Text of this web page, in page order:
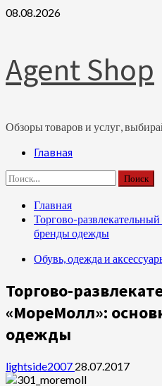
Перейти
08.08.2026
Agent Shop
Обзоры товаров и услуг,
ОсновноеГлавная
Найти:
Главная
Торгово-
бренды одежды
Обувь, одежда и
Торгово-
«МореМолл»:
одежды
lightside2007 28.07.2017